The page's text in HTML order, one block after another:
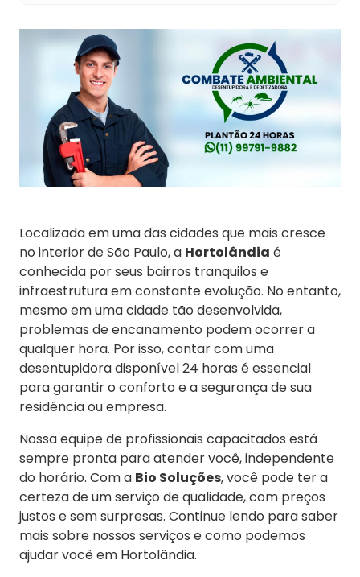
Localizada em uma das cidades que mais cresce
no interior de São Paulo, a Hortolândia é
conhecida por seus bairros tranquilos e
infraestrutura em constante evolução. No entanto,
mesmo em uma cidade tão desenvolvida,
problemas de encanamento podem ocorrer a
qualquer hora. Por isso, contar com uma
desentupidora disponível 24 horas é essencial
para garantir o conforto e a segurança de sua
residência ou empresa.
Nossa equipe de profissionais capacitados está
sempre pronta para atender você, independente
do horário. Com a Bio Soluções, você pode ter a
certeza de um serviço de qualidade, com preços
justos e sem surpresas. Continue lendo para saber
mais sobre nossos serviços e como podemos
ajudar você em Hortolândia.